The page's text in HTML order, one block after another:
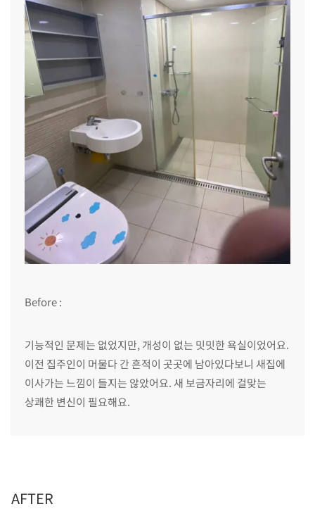
Before :
기능적인 문제는 없었지만, 개성이 없는 밋밋한 욕실이었어요.
이전 집주인이 머물다 간 흔적이 곳곳에 남아있다보니 새집에
이사가는 느낌이 들지는 않았어요. 새 보금자리에 걸맞는
상쾌한 변신이 필요해요.
AFTER